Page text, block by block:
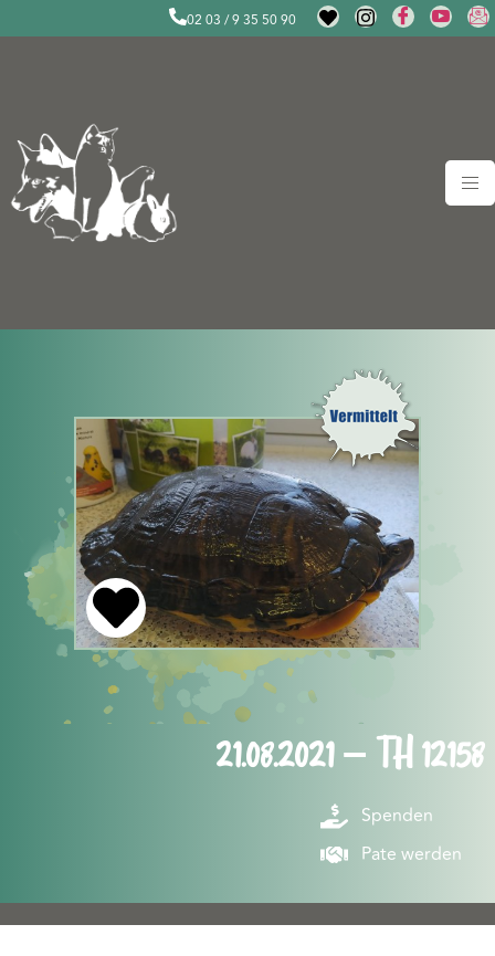
02 03 / 9 35 50 90
21.08.2021 – TH 12158
Spenden
Pate werden